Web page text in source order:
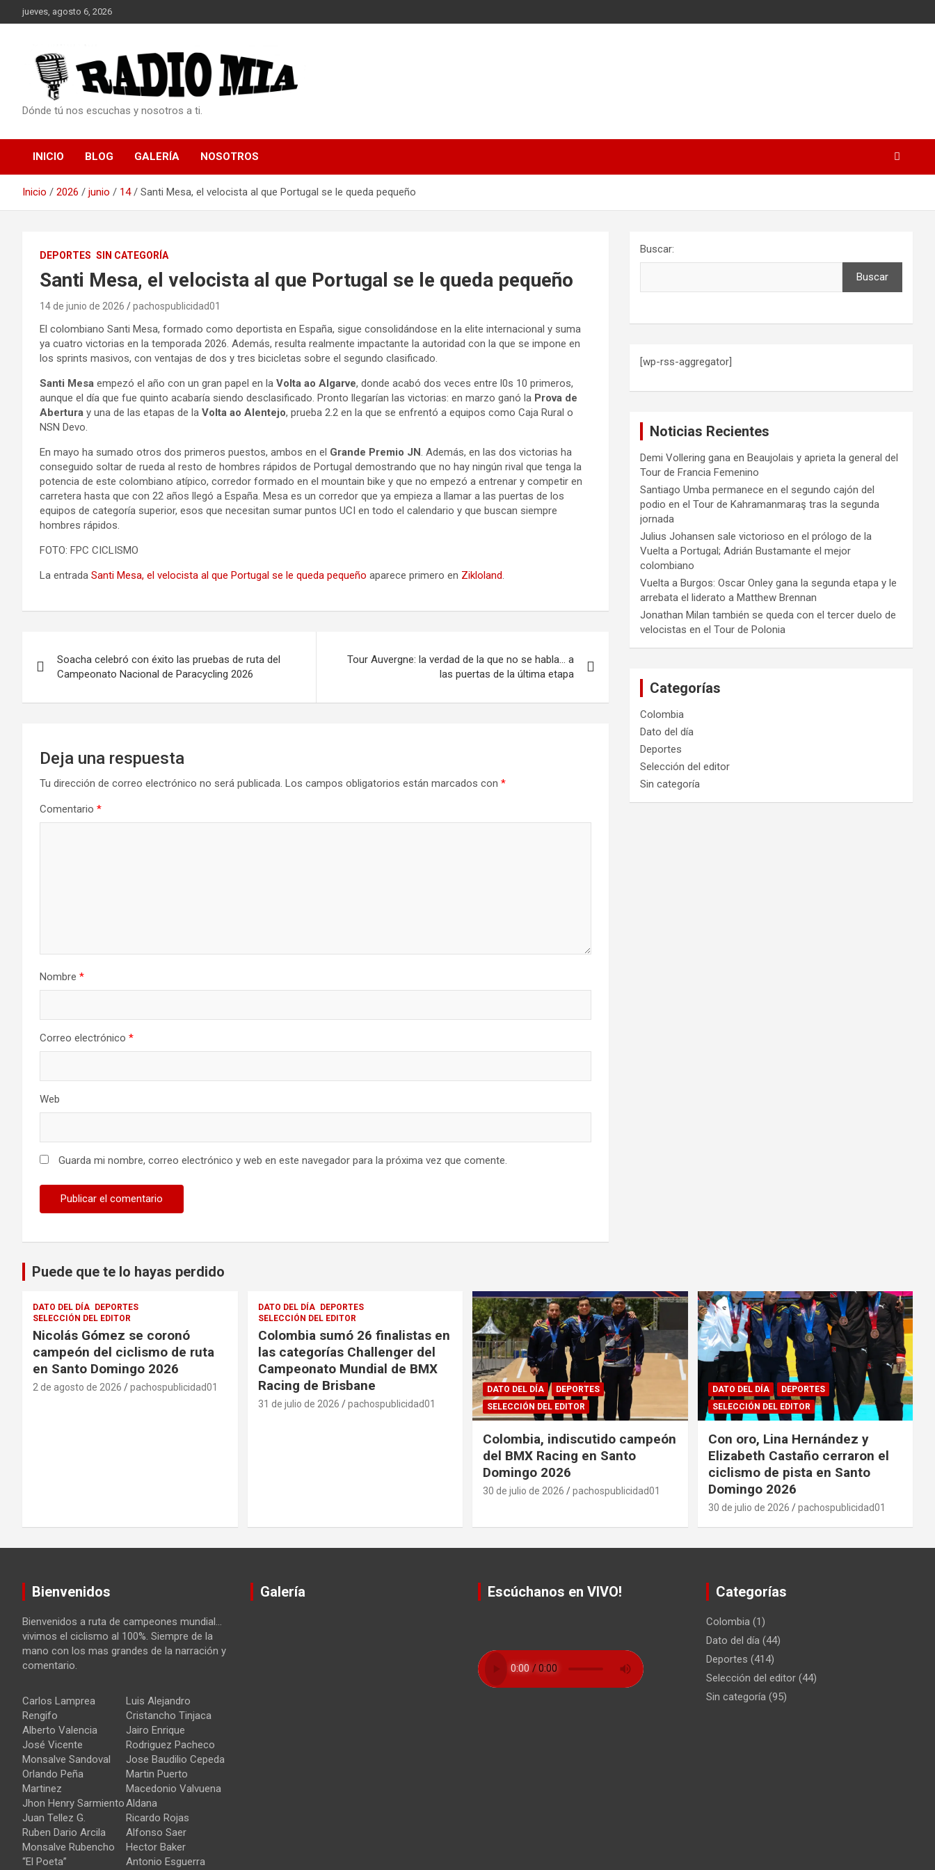
Saltar
al
jueves, agosto 6, 2026
Dónde tú nos escuchas y nosotros a ti.
INICIO BLOG GALERÍA NOSOTROS
Inicio 2026 junio 14 Santi Mesa, el velocista al que Portugal se le queda pequeño
DEPORTES SIN CATEGORÍA
Santi Mesa, el velocista al que Portugal se le queda pequeño
14 de junio de 2026 pachospublicidad01
El colombiano Santi Mesa, formado como deportista en España, sigue consolidándose en la elite internacional y suma
ya cuatro victorias en la temporada 2026. Además, resulta realmente impactante la autoridad con la que se impone en
los sprints masivos, con ventajas de dos y tres bicicletas sobre el segundo clasificado.
Santi Mesa empezó el año con un gran papel en la Volta ao Algarve, donde acabó dos veces entre l0s 10 primeros,
aunque el día que fue quinto acabaría siendo desclasificado. Pronto llegarían las victorias: en marzo ganó la Prova de
Abertura y una de las etapas de la Volta ao Alentejo, prueba 2.2 en la que se enfrentó a equipos como Caja Rural o
NSN Devo.
En mayo ha sumado otros dos primeros puestos, ambos en el Grande Premio JN. Además, en las dos victorias ha
conseguido soltar de rueda al resto de hombres rápidos de Portugal demostrando que no hay ningún rival que tenga la
potencia de este colombiano atípico, corredor formado en el mountain bike y que no empezó a entrenar y competir en
carretera hasta que con 22 años llegó a España. Mesa es un corredor que ya empieza a llamar a las puertas de los
equipos de categoría superior, esos que necesitan sumar puntos UCI en todo el calendario y que buscan siempre
hombres rápidos.
FOTO: FPC CICLISMO
La entrada Santi Mesa, el velocista al que Portugal se le queda pequeño aparece primero en Zikloland.
de
entradas
Soacha celebró con éxito las pruebas de ruta del
Campeonato Nacional de Paracycling 2026
Tour Auvergne: la verdad de la que no se habla… a
las puertas de la última etapa
Deja una respuesta
Tu dirección de correo electrónico no será publicada. Los campos obligatorios están marcados con *
Comentario *
Nombre *
Correo electrónico *
Web
Guarda mi nombre, correo electrónico y web en este navegador para la próxima vez que comente.
Buscar:
Buscar
[wp-rss-aggregator]
Noticias Recientes
Demi Vollering gana en Beaujolais y aprieta la general del
Tour de Francia Femenino
Santiago Umba permanece en el segundo cajón del
podio en el Tour de Kahramanmaraş tras la segunda
jornada
Julius Johansen sale victorioso en el prólogo de la
Vuelta a Portugal; Adrián Bustamante el mejor
colombiano
Vuelta a Burgos: Oscar Onley gana la segunda etapa y le
arrebata el liderato a Matthew Brennan
Jonathan Milan también se queda con el tercer duelo de
velocistas en el Tour de Polonia
Categorías
Colombia
Dato del día
Deportes
Selección del editor
Sin categoría
Puede que te lo hayas perdido
DATO DEL DÍA
DEPORTES
SELECCIÓN DEL EDITOR
Nicolás Gómez se coronó
campeón del ciclismo de ruta
en Santo Domingo 2026
2 de agosto de 2026 pachospublicidad01
DATO DEL DÍA
DEPORTES
SELECCIÓN DEL EDITOR
Colombia sumó 26 finalistas en
las categorías Challenger del
Campeonato Mundial de BMX
Racing de Brisbane
31 de julio de 2026 pachospublicidad01
DATO DEL DÍA
DEPORTES
SELECCIÓN DEL EDITOR
Colombia, indiscutido campeón
del BMX Racing en Santo
Domingo 2026
30 de julio de 2026 pachospublicidad01
DATO DEL DÍA
DEPORTES
SELECCIÓN DEL EDITOR
Con oro, Lina Hernández y
Elizabeth Castaño cerraron el
ciclismo de pista en Santo
Domingo 2026
30 de julio de 2026 pachospublicidad01
Bienvenidos
Bienvenidos a ruta de campeones mundial…
vivimos el ciclismo al 100%. Siempre de la
mano con los mas grandes de la narración y
comentario.
Carlos Lamprea
Rengifo
Alberto Valencia
José Vicente
Monsalve Sandoval
Orlando Peña
Martinez
Jhon Henry Sarmiento
Juan Tellez G.
Ruben Dario Arcila
Monsalve Rubencho
“El Poeta”
Luis Alejandro
Cristancho Tinjaca
Jairo Enrique
Rodriguez Pacheco
Jose Baudilio Cepeda
Martin Puerto
Macedonio Valvuena
Aldana
Ricardo Rojas
Alfonso Saer
Hector Baker
Antonio Esguerra
Galería Escúchanos en VIVO! Categorías
Colombia(1)
Dato del día(44)
Deportes (414)
Selección del editor(44)
Sin categoría(95)